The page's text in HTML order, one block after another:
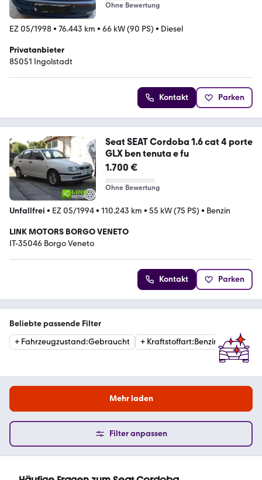
Ohne Bewertung
EZ 05/1998• 76.443 km • 66 kW (90 PS) • Diesel
Privatanbieter
85051 Ingolstadt
Kontakt Parken
Seat SEAT Cordoba 1.6 cat 4 porte
GLX ben tenuta e fu
1.700 €
Ohne Bewertung
Unfallfrei • EZ 05/1994• 110.243 km • 55 kW (75 PS) • Benzin
LINK MOTORS BORGO VENETO
IT-35046 Borgo Veneto
Kontakt Parken
Beliebte passende Filter
+ Fahrzeugzustand:Gebraucht + Kraftstoffart:Benzin +
Mehr laden
Filter anpassen